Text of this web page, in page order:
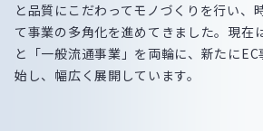
と品質にこだわってモノづくりを行い、
て事業の多角化を進めてきました。現在
と「一般流通事業」を両輪に、新たに
始し、幅広く展開しています。